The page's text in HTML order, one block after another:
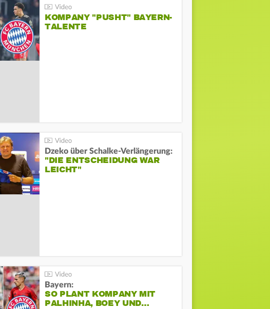
KOMPANY "PUSHT" BAYERN-
TALENTE
Dzeko über Schalke-Verlängerung:
"DIE ENTSCHEIDUNG WAR
LEICHT"
Bayern:
SO PLANT KOMPANY MIT
PALHINHA, BOEY UND…